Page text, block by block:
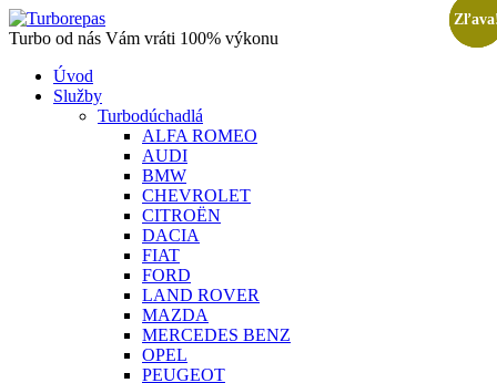
Turbo od nás Vám vráti 100% výkonu
Úvod
Služby
Turbodúchadlá
ALFA ROMEO
AUDI
BMW
CHEVROLET
CITROËN
DACIA
FIAT
FORD
LAND ROVER
MAZDA
MERCEDES BENZ
OPEL
PEUGEOT